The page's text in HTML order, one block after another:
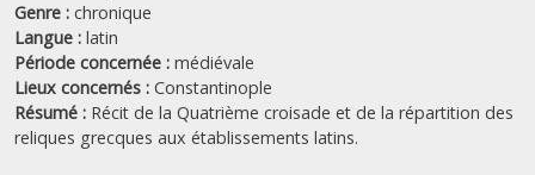
Genre : chronique
Langue : latin
Période concernée : médiévale
Lieux concernés : Constantinople
Résumé : Récit de la Quatrième croisade et de la répartition des
reliques grecques aux établissements latins.